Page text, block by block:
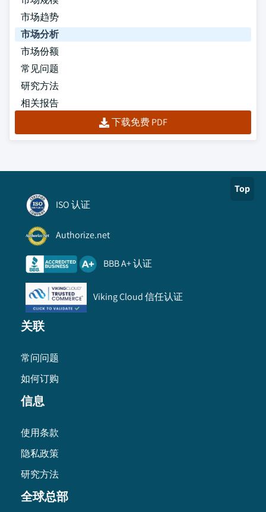
市场趋势
市场分析
市场份额
常见问题
研究方法
相关报告
下载免费 PDF
Top
ISO 认证
Authorize.net
BBB A+ 认证
Viking Cloud 信任认证
关联
常问问题
如何订购
信息
使用条款
隐私政策
研究方法
全球总部